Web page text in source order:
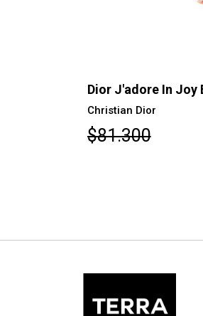
Dior J'adore In Joy
Christian Dior
$81.300